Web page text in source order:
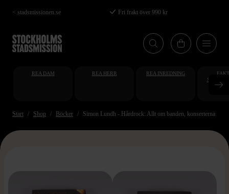
Hoppa
till
huvudinnehåll
< stadsmissionen.se Fri frakt över 990 kr
REA DAM REA HERR REA INREDNING
Start Shop Böcker Simon Lundh - Hårdrock: Allt om banden, konserterna och
>